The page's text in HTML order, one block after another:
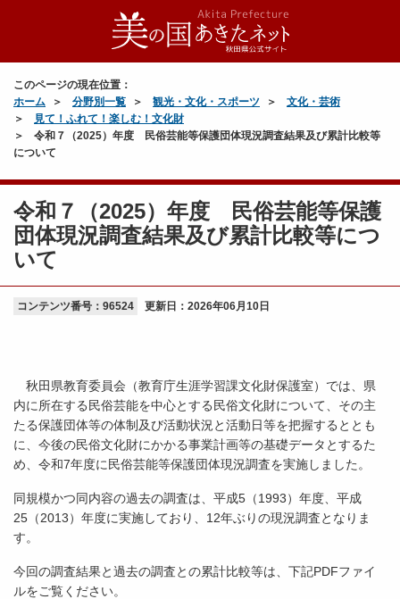
このページの現在位置：
ホーム
分野別一覧 観光・文化・スポーツ
文化・芸術
見て！ふれて！楽しむ！文化財
令和７（2025）年度 民俗芸能等保護団体現況調査結果及び累計比較等
について
令和７（2025）年度 民俗芸能等保護
団体現況調査結果及び累計比較等につ
いて
コンテンツ番号：96524 更新日： 2026年06月10日
秋田県教育委員会（教育庁生涯学習課文化財保護室）では、県
内に所在する民俗芸能を中心とする民俗文化財について、その主
たる保護団体等の体制及び活動状況と活動日等を把握するととも
に、今後の民俗文化財にかかる事業計画等の基礎データとするた
め、令和7年度に民俗芸能等保護団体現況調査を実施しました。
同規模かつ同内容の過去の調査は、平成5（1993）年度、平成
25（2013）年度に実施しており、12年ぶりの現況調査となりま
す。
今回の調査結果と過去の調査との累計比較等は、下記PDFファイ
ルをご覧ください。